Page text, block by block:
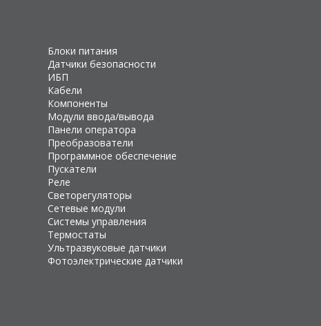
Блоки питания
Датчики безопасности
ИБП
Кабели
Компоненты
Модули ввода/вывода
Панели оператора
Преобразователи
Программное обеспечение
Пускатели
Реле
Светорегуляторы
Сетевые модули
Системы управления
Термостаты
Ультразвуковые датчики
Фотоэлектрические датчики